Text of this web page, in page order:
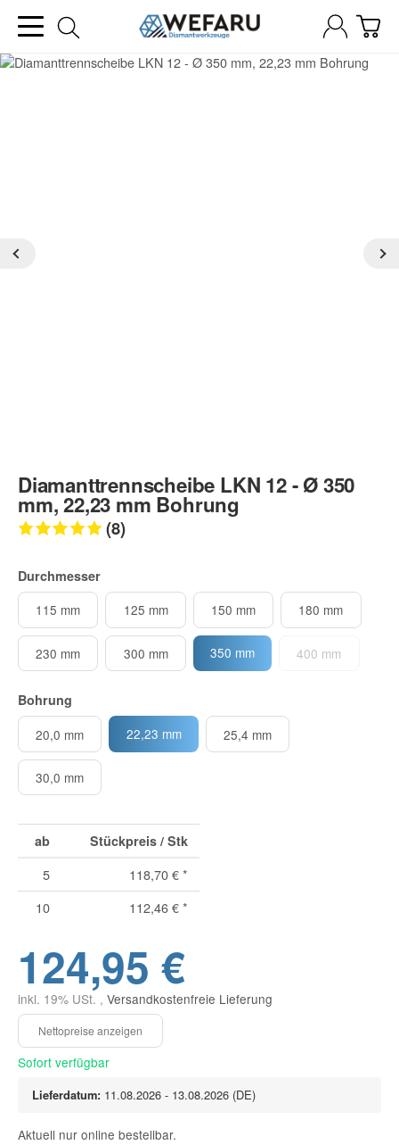
Diamanttrennscheibe LKN 12 - Ø 350
mm, 22,23 mm Bohrung
(8)
Durchmesser
115 mm
125 mm 150 mm 180 mm
230 mm 300 mm 350 mm 400 mm
Bohrung
20,0 mm
22,23 mm 25,4 mm
30,0 mm
ab Stückpreis / Stk
5 118,70 €*
10
112,46 €*
124,95 €
inkl. 19% USt. , Versandkostenfreie Lieferung
Sofort verfügbar
Lieferdatum: 11.08.2026 - 13.08.2026 (DE)
Aktuell nur online bestellbar.